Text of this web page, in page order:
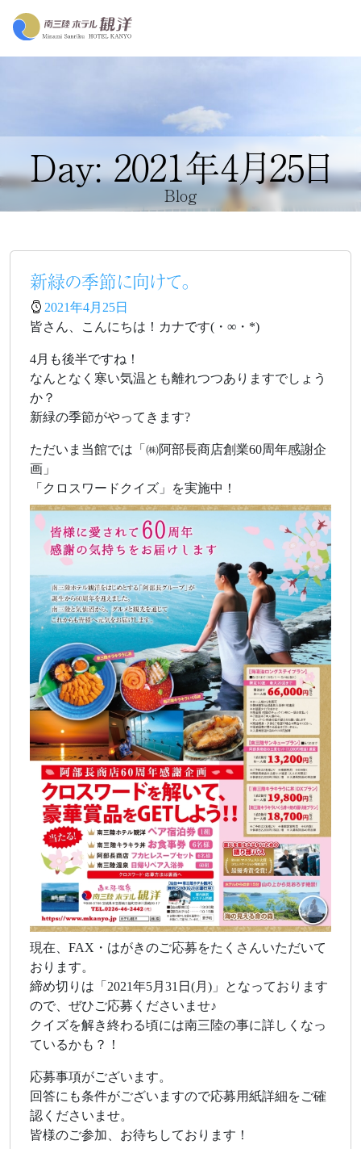
Day: 2021年4月25日
Blog
新緑の季節に向けて。
2021年4月25日
皆さん、こんにちは！カナです(・∞・*)
4月も後半ですね！
なんとなく寒い気温とも離れつつありますでしょう
か？
新緑の季節がやってきます?
ただいま当館では「㈱阿部長商店創業60周年感謝企
画」
「クロスワードクイズ」を実施中！
現在、FAX・はがきのご応募をたくさんいただいて
おります。
締め切りは「2021年5月31日(月)」となっております
ので、ぜひご応募くださいませ♪
クイズを解き終わる頃には南三陸の事に詳しくなっ
ているかも？！
応募事項がございます。
回答にも条件がございますので応募用紙詳細をご確
認くださいませ。
皆様のご参加、お待ちしております！